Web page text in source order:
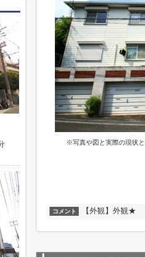
※写真や図と実際の現状
コメント 【外観】外観★